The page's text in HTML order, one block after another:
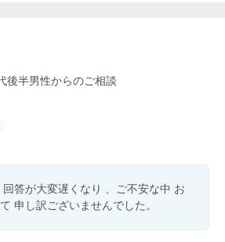
後半男性からのご相談
回答が大変遅くなり 、ご不安な中 お
申し訳ございませんでした。